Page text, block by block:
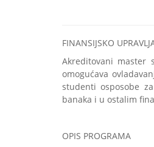
FINANSIJSKO
Akreditovani master
omogućava
studenti osposobe
banaka i u ostalim
OPIS PROGRAMA